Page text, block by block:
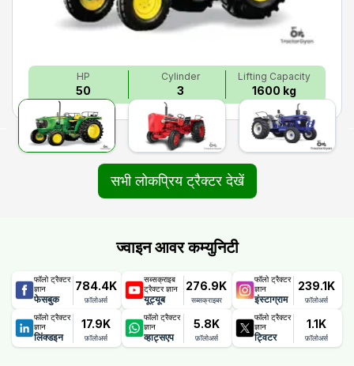
HP
50
Cylinder
3
Lifting Capacity
1600 kg
सभी लोकप्रिय ट्रैक्टर देखें
ज्वाइन आवर कम्युनिटी
फॉलो ट्रैक्टर
ज्ञान
फेसबुक
784.4K
फ़ॉलोअर्स
सब्सक्राइब
ट्रैक्टर ज्ञान
यूट्यूब
276.9K
सब्सक्राइबर
फॉलो ट्रैक्टर
ज्ञान
इंस्टाग्राम
239.1K
फ़ॉलोअर्स
फॉलो ट्रैक्टर
ज्ञान
लिंक्डइन
17.9K
फ़ॉलोअर्स
फॉलो ट्रैक्टर
ज्ञान
व्हाट्सएप
5.8K
फ़ॉलोअर्स
फॉलो ट्रैक्टर
ज्ञान
ट्विटर
1.1K
फ़ॉलोअर्स